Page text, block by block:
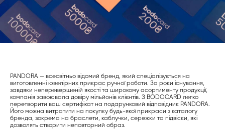
PANDORA — всесвітньо відомий бренд, який спеціалізується на
виготовленні ювелірних прикрас ручної роботи. За роки існування,
завдяки неперевершеній якості та широкому асортименту продукції,
компанія завоювала довіру мільйонів клієнтів. З BODOCARD легко
перетворити ваш сертифікат на подарунковий відповідник PANDORA.
Його можна витратити на покупку будь-якої прикраси з каталогу
бренда, зокрема на браслети, каблучки, сережки та підвіски, які
дозволять створити неповторний образ.